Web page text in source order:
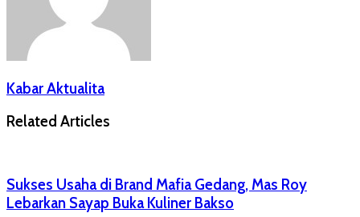
Kabar Aktualita
Related Articles
Sukses Usaha di Brand Mafia Gedang, Mas Roy
Lebarkan Sayap Buka Kuliner Bakso